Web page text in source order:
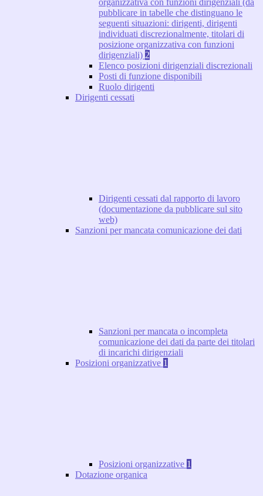
organizzativa con funzioni dirigenziali (da
pubblicare in tabelle che distinguano le
seguenti situazioni: dirigenti, dirigenti
individuati discrezionalmente, titolari di
posizione organizzativa con funzioni
dirigenziali) 2
Elenco posizioni dirigenziali discrezionali
Posti di funzione disponibili
Ruolo dirigenti
Dirigenti cessati
Dirigenti cessati dal rapporto di lavoro
(documentazione da pubblicare sul sito
web)
Sanzioni per mancata comunicazione dei dati
Sanzioni per mancata o incompleta
comunicazione dei dati da parte dei titolari
di incarichi dirigenziali
Posizioni organizzative 1
Posizioni organizzative 1
Dotazione organica